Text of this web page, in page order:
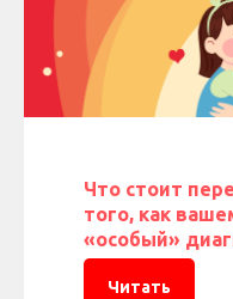
Что стоит
того, как
«особый»
Читать